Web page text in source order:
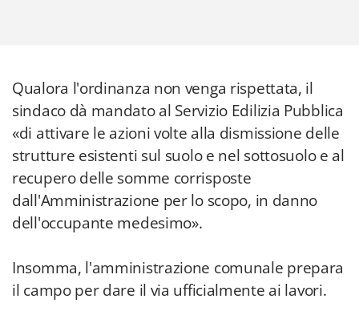
Qualora l'ordinanza non venga rispettata, il
sindaco dà mandato al Servizio Edilizia Pubblica
«di attivare le azioni volte alla dismissione delle
strutture esistenti sul suolo e nel sottosuolo e al
recupero delle somme corrisposte
dall'Amministrazione per lo scopo, in danno
dell'occupante medesimo».
Insomma, l'amministrazione comunale prepara
il campo per dare il via ufficialmente ai lavori.